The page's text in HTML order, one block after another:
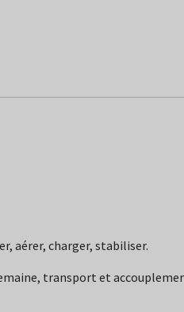
aérer, charger, stabiliser.
transport et